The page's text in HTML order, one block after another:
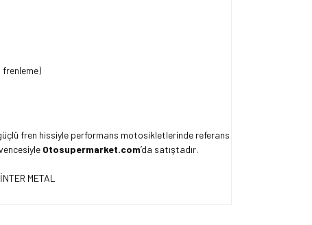
frenleme)
güçlü fren hissiyle performans motosikletlerinde referans
Otosupermarket.com’da satıştadır.